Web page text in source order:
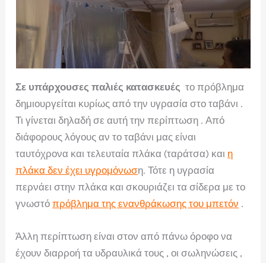
Σε υπάρχουσες παλιές κατασκευές το πρόβλημα
δημιουργείται κυρίως από την υγρασία στο ταβάνι .
Τι γίνεται δηλαδή σε αυτή την περίπτωση . Από
διάφορους λόγους αν το ταβάνι μας είναι
ταυτόχρονα και τελευταία πλάκα (ταράτσα) και η
πλάκα δεν έχει υγρομόνωση. Τότε η υγρασία
περνάει στην πλάκα και σκουριάζει τα σίδερα με το
γνωστόπρόβλημα της ενανθράκωσης του μπετόν .
Άλλη περίπτωση είναι στον από πάνω όροφο να
έχουν διαρροή τα υδραυλικά τους , οι σωληνώσεις ,